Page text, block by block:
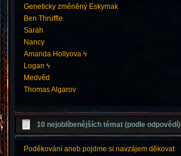
Geneticky změněný Eskymak
Ben Thruffle
Sarah
Nancy
Amanda Hollyova ϟ
Logan ϟ
Medvěd
Thomas Algarov
10 nejoblíbenějších témat (podle odpovědí)
Poděkování aneb pojdme si navzájem děkovat